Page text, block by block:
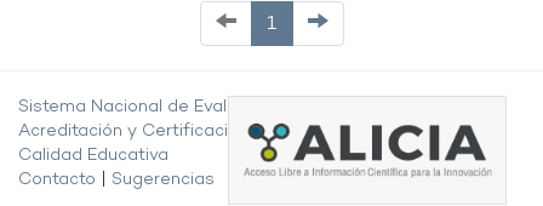
1
Sistema Nacional de Evaluación,
Acreditación y Certificación de la
Calidad Educativa
Contacto
Sugerencias